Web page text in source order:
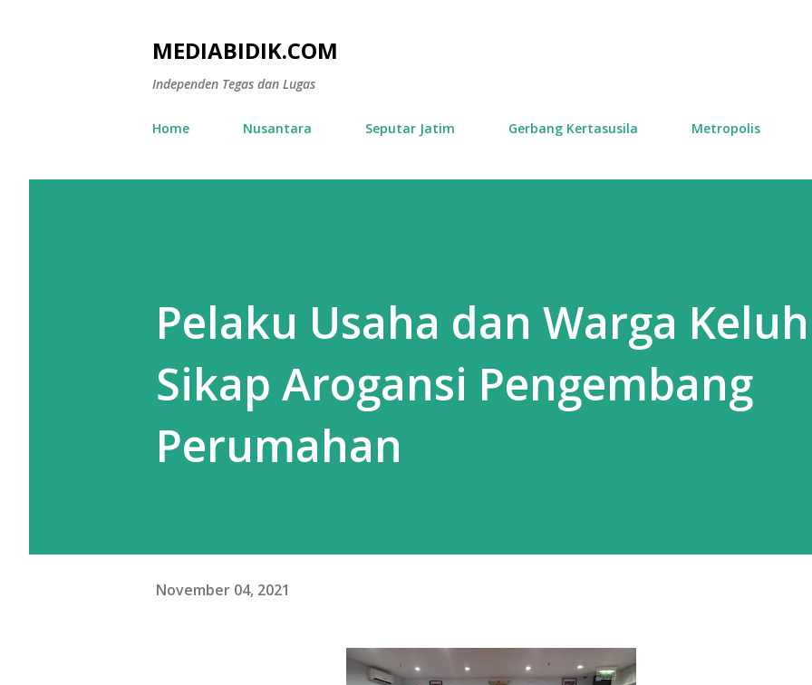
MEDIABIDIK.COM
Independen Tegas dan Lugas
Home Nusantara Seputar Jatim Gerbang Kertasusila Metropolis
Pelaku Usaha dan Warga
Sikap Arogansi Pengembang
Perumahan
November 04, 2021